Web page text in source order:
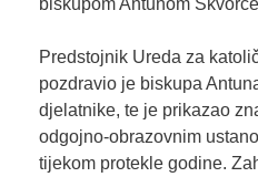
biskupom Antunom
Predstojnik Ureda za
pozdravio je biskupa
djelatnike, te je prikazao
odgojno-obrazovnim
tijekom protekle godine.